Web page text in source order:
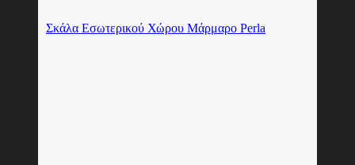
Σκάλα Εσωτερικού Χώρου Μάρμαρο Perla